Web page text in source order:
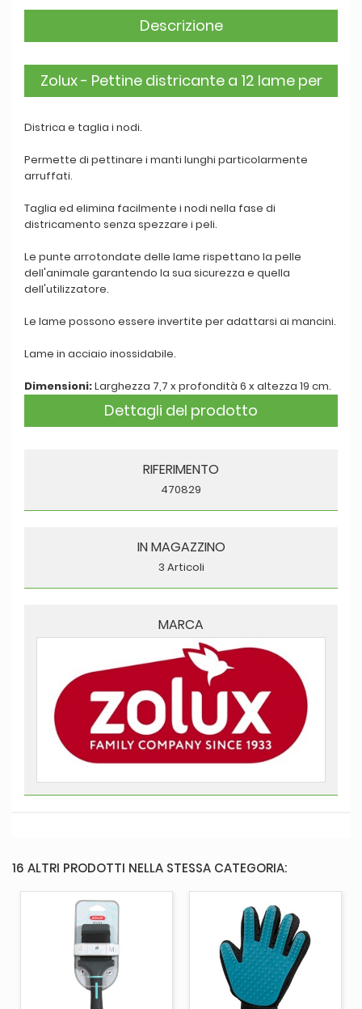
Descrizione
Zolux - Pettine districante a 12 lame per
Districa e taglia i nodi.
Permette di pettinare i manti lunghi particolarmente
arruffati.
Taglia ed elimina facilmente i nodi nella fase di
districamento senza spezzare i peli.
Le punte arrotondate delle lame rispettano la pelle
dell'animale garantendo la sua sicurezza e quella
dell'utilizzatore.
Le lame possono essere invertite per adattarsi ai mancini.
Lame in acciaio inossidabile.
Dimensioni:Larghezza 7,7 x profondità 6 x altezza 19 cm.
Dettagli del prodotto
RIFERIMENTO
470829
IN MAGAZZINO
3 Articoli
MARCA
16 ALTRI PRODOTTI NELLA STESSA CATEGORIA: